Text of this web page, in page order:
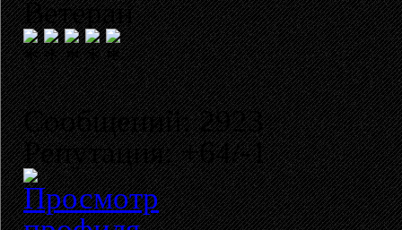
Ветеран
Сообщений: 2923
Репутация: +64/-1